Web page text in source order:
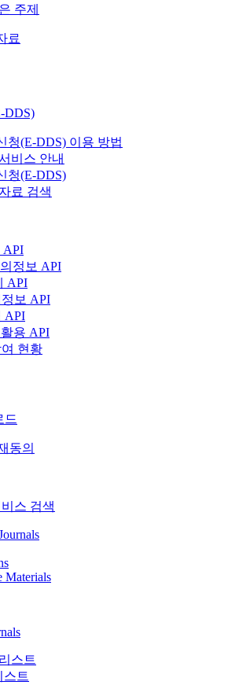
주제
료
DDS)
청(E-DDS) 이용 방법
비스 안내
청(E-DDS)
료 검색
API
정보 API
API
보 API
API
용 API
현황
드
동의
스 검색
Materials
스트
스트